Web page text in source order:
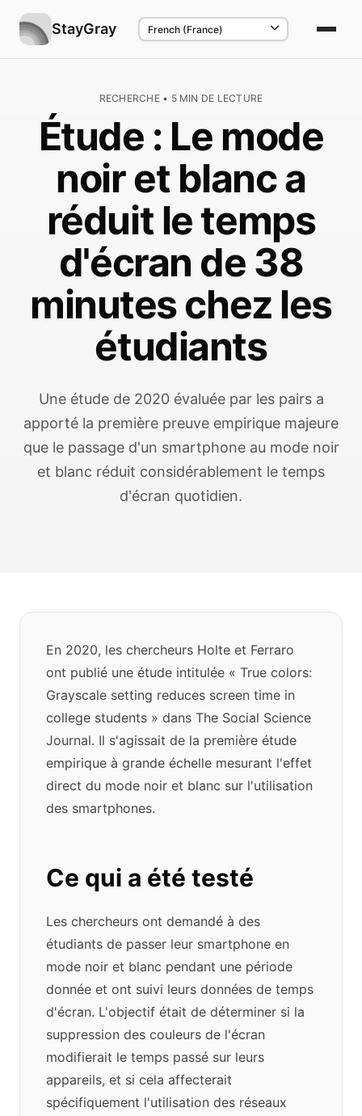
StayGray
RECHERCHE • 5 MIN DE LECTURE
Étude : Le mode
noir et blanc a
réduit le temps
d'écran de 38
minutes chez les
étudiants
Une étude de 2020 évaluée par les pairs a
apporté la première preuve empirique majeure
que le passage d'un smartphone au mode noir
et blanc réduit considérablement le temps
d'écran quotidien.
En 2020, les chercheurs Holte et Ferraro
ont publié une étude intitulée « True colors:
Grayscale setting reduces screen time in
college students » dans The Social Science
Journal. Il s'agissait de la première étude
empirique à grande échelle mesurant l'effet
direct du mode noir et blanc sur l'utilisation
des smartphones.
Ce qui a été testé
Les chercheurs ont demandé à des
étudiants de passer leur smartphone en
mode noir et blanc pendant une période
donnée et ont suivi leurs données de temps
d'écran. L'objectif était de déterminer si la
suppression des couleurs de l'écran
modifierait le temps passé sur leurs
appareils, et si cela affecterait
spécifiquement l'utilisation des réseaux